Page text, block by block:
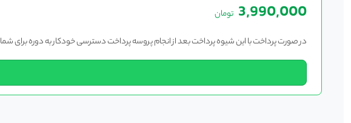
3,990,000 تومان
در صورت پرداخت با این شیوه پرداخت بعد از انجام پروسه پرداخت دسترسی خودکار به دوره برای